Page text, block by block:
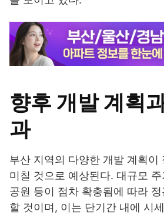
향후 개발 계획
과
부산 지역의 다양한 개발 계획이
미칠 것으로 예상된다. 대규모
공원 등이 점차 확충됨에 따라
할 것이며, 이는 단기간 내에 시